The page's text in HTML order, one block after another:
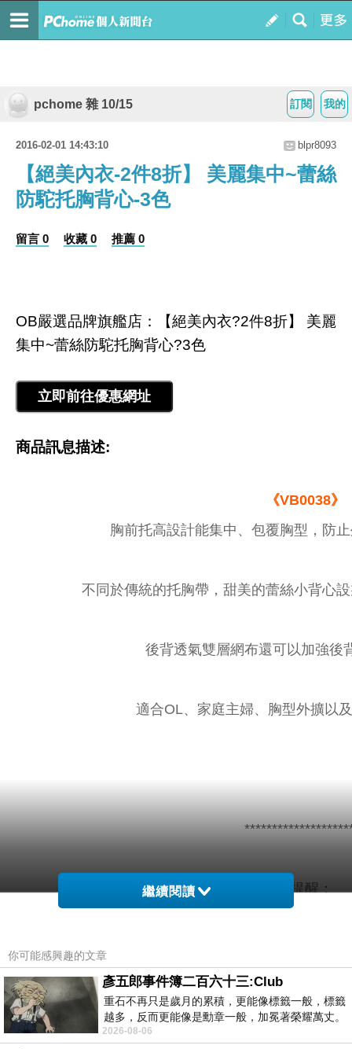
我的
訂閱
pchome 雜 10/15
2016-02-01 14:43:10 blpr8093
【絕美內衣-2件8折】 美麗集中~蕾絲
防駝托胸背心-3色
留言 0 收藏 0 推薦 0
OB嚴選品牌旗艦店：【絕美內衣?2件8折】 美麗
集中~蕾絲防駝托胸背心?3色
商品訊息描述:
《VB0038》
胸前托高設計能集中、包覆胸型，防
不同於傳統的托胸帶，甜美的蕾絲小背心設
後背透氣雙層網布還可以加強後
適合OL、家庭主婦、胸型外擴以
小提醒：
※基於保障個人衛生，內衣、內褲為貼身衣褲，恕不
繼續閱讀
你可能感興趣的文章
彥五郎事件簿二百六十三:Club
重石不再只是歲月的累積，更能像標籤一般，標籤
越多，反而更能像是勳章一般，加冕著榮耀萬丈。
習慣一如縱容，成了再難輕輕放下的罪證
2026-08-06